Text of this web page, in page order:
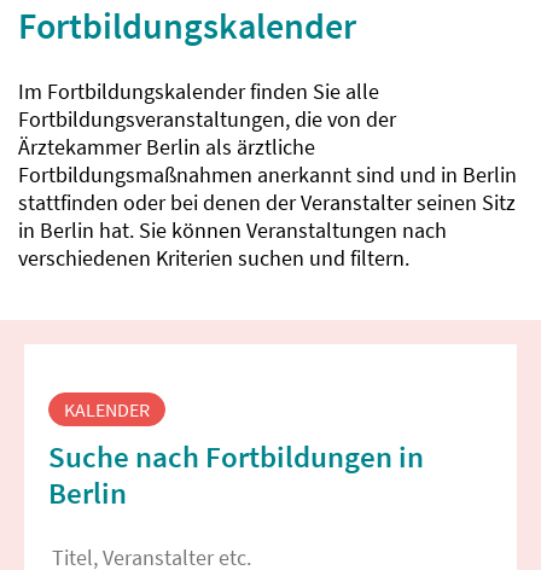
Fortbildungskalender
Im Fortbildungskalender finden Sie alle
Fortbildungsveranstaltungen, die von der
Ärztekammer Berlin als ärztliche
Fortbildungsmaßnahmen anerkannt sind und in Berlin
stattfinden oder bei denen der Veranstalter seinen Sitz
in Berlin hat. Sie können Veranstaltungen nach
verschiedenen Kriterien suchen und filtern.
Fortbildungssuche
KALENDER
Suche nach Fortbildungen in
Berlin